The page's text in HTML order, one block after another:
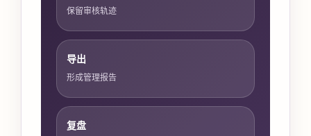
保留审核轨迹
导出
形成管理报告
复盘